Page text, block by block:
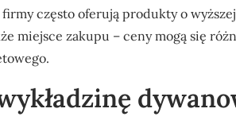
często oferują produkty o
miejsce zakupu – ceny mogą się